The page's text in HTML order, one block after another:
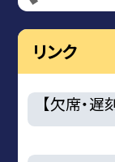
リンク
【欠席・遅